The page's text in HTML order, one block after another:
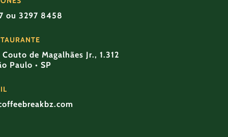
ou 3297 8458
de Magalhães Jr., 1.312
Paulo • SP